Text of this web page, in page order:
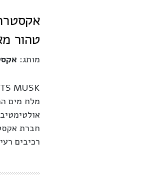
טהור מאסק
מותג:
MUSK
מלח מים
חברת
רכיבים